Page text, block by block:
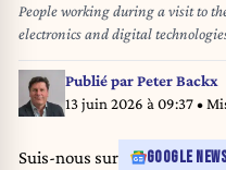
People working during a visit to
electronics and digital
US Trade and Technology
04 April 2024. The meeting is
European Union to discuss their
Publié parPeter Backx
13 juin 2026 à 09:37•
Suis-nous sur GOOGLE